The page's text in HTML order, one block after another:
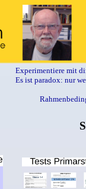
Experimentiere mit
Es ist paradox: nur